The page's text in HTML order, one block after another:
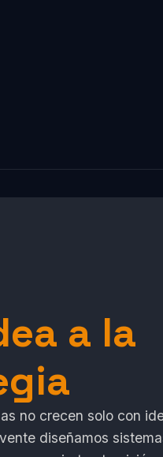
a la
no crecen solo con
diseñamos